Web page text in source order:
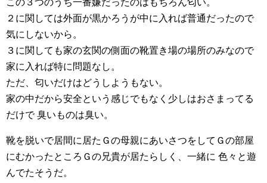
この３つのうち一番嫌だったのはもちろん匂い。
２に関しては外面が黒かろうが中に入れば普通だったので
気にしないから。
３に関しても家の玄関の側面の靴置き場の場所のみなので
家に入れば特に問題なし。
ただ、匂いだけはどうしようもない。
家の中だから安全という感じでもなく少しはおさまってる
だけで 臭いものは臭い。
靴を脱いで居間に居たＧの母親にあいさつをしてＧの部屋
にむかったところＧの兄貴が居たらしく、一緒に 色々と遊
んでたそうだ。